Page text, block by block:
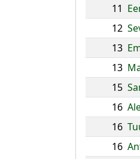
11
12
13
13
15
16
16
16